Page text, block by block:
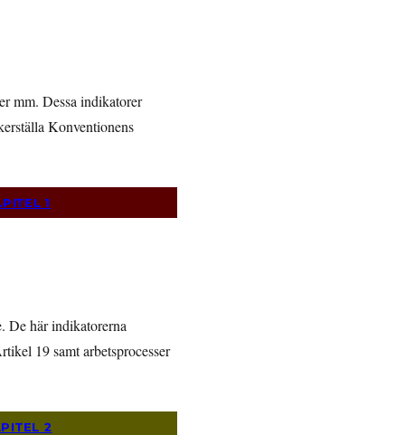
mm. Dessa indikatorer
Konventionens
1
De här indikatorerna
19 samt arbetsprocesser
2